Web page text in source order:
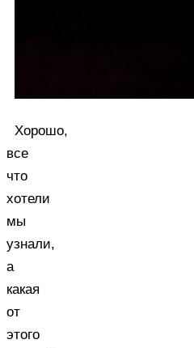
Хорошо,
все
что
хотели
мы
узнали,
а
какая
от
этого